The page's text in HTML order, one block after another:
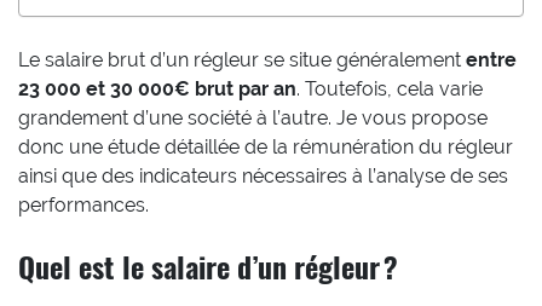
Le salaire brut d’un régleur se situe généralement entre
23 000 et 30 000€ brut par an. Toutefois, cela varie
grandement d’une société à l’autre. Je vous propose
donc une étude détaillée de la rémunération du régleur
ainsi que des indicateurs nécessaires à l’analyse de ses
performances.
Quel est le salaire d’un régleur ?